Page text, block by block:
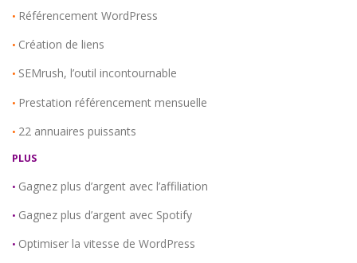
• Référencement WordPress
• Création de liens
• SEMrush, l’outil incontournable
• Prestation référencement mensuelle
• 22 annuaires puissants
PLUS
• Gagnez plus d’argent avec l’affiliation
• Gagnez plus d’argent avec Spotify
• Optimiser la vitesse de WordPress